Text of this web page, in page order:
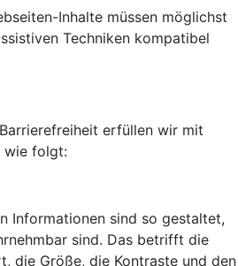
Inhalte müssen möglichst
Techniken kompatibel
erfüllen wir mit
wie folgt:
Informationen sind so gestaltet,
sind. Das betrifft die
die Größe, die Kontraste und den